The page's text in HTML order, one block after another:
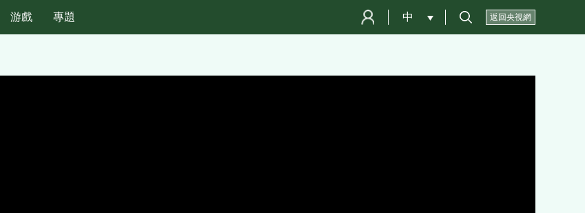
游戲 專題 返回央視網
中